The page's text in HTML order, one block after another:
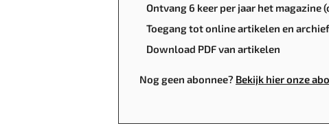
Ontvang 6 keer per jaar het
Toegang tot online artikelen en archief
Download PDF van artikelen
Nog geen abonnee? Bekijk hier onze